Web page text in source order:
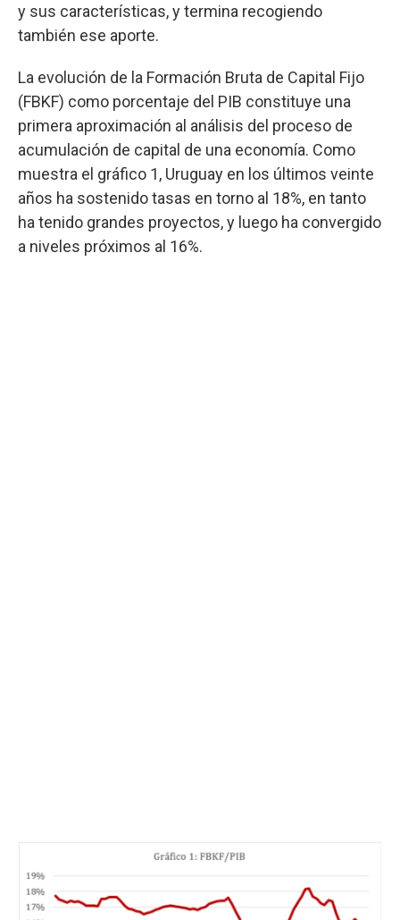
y sus características, y termina recogiendo
también ese aporte.
La evolución de la Formación Bruta de Capital Fijo
(FBKF) como porcentaje del PIB constituye una
primera aproximación al análisis del proceso de
acumulación de capital de una economía. Como
muestra el gráfico 1, Uruguay en los últimos veinte
años ha sostenido tasas en torno al 18%, en tanto
ha tenido grandes proyectos, y luego ha convergido
a niveles próximos al 16%.